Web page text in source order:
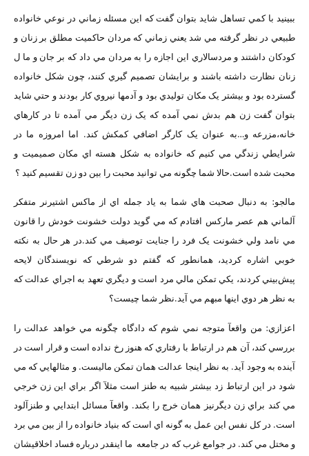
ببينيد با کمي تساهل شايد بتوان گفت که اين مسئله زماني در نوعي خانواده
طبيعي در نظر گرفته مي شد يعني زماني که مردان حاکميت مطلق بر زنان و
کودکان داشتند و مردسالاري اين اجازه را به مردان مي داد که بر جان و ما ل
زنان نظارت داشته باشند و برايشان تصميم گيري کنند، چون شکل خانواده
گسترده بود و بيشتر يک مکان توليدي بود و آدمها نيروي کار بودند و حتي شايد
بتوان گفت زن هم بدش نمي آمده که يک زن ديگر مي آمده تا در کارهاي
خانه،مزرعه و…به عنوان يک کارگر اضافي کمکش کند. اما امروزه ما در
شرايطي زندگي مي کنيم که خانواده به شکل هسته اي مکان صميميت و
محبت شده است.حالا شما چگونه مي توانيد محبت را بين دو زن تقسيم کنيد ؟
مالجو: به دنبال صحبت هاي شما به ياد جمله اي از ماکس اشتيرنر متفکر
آلماني هم عصر مارکس افتادم که مي گويد دولت خشونت خودش را قانون
مي نامد ولي خشونت يک فرد را جنايت توصيف مي کند.در هر حال به نکته
خوبي اشاره کرديد، همانطور که گفتم دو شرطي که نويسندگان لايحه
پيش‌بيني کردند، يکي تمکن مالي مرد است و ديگري تعهد به اجراي عدالت که
به نظر هر دوي اينها مبهم مي آيد.نظر شما چيست؟
اعزازي: من واقعآ متوجه نمي شوم که دادگاه چگونه مي خواهد عدالت را
بررسي کند، آن هم در ارتباط با رفتاري که هنوز رخ نداده است و قرار است در
آينده به وجود آيد. به نظر اينجا عدالت همان تمکن ماليست. و مثالهايي که مي
شود در اين ارتباط زد بيشتر شبيه به طنز است مثلآ اگر براي اين زن خرجي
مي کند براي زن ديگرنيز همان خرج را بکند. واقعآ مسائل ابتدايي و طنزآلود
است. در کل نفس اين عمل به گونه اي است که بنياد خانواده را از بين مي برد
و مختل مي کند. در جوامع غرب که در جامعه ما اينقدر درباره فساد اخلاقيشان